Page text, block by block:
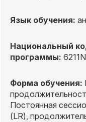
Язык обучения:
Национальный
программы:
Форма обучения:
Постоянная
(LR),